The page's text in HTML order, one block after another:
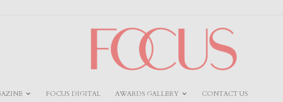
FOCUS DIGITAL AWARDS GALLERY CONTACT US